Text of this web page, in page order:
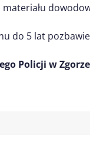
do 5 lat
Policji w